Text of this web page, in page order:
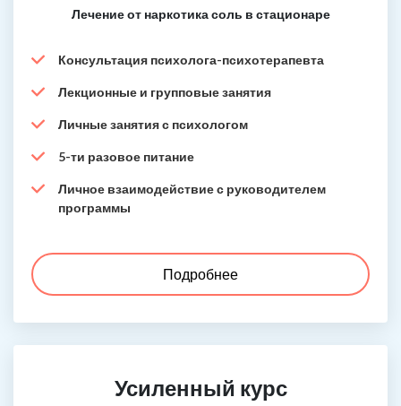
Лечение от наркотика соль в стационаре
Консультация психолога-психотерапевта
Лекционные и групповые занятия
Личные занятия с психологом
5-ти разовое питание
Личное взаимодействие с руководителем
программы
Подробнее
Усиленный курс